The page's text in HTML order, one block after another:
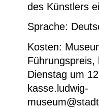
des Künstlers
Sprache:
Kosten:
Führungspreis,
Dienstag um
kasse.ludwig-